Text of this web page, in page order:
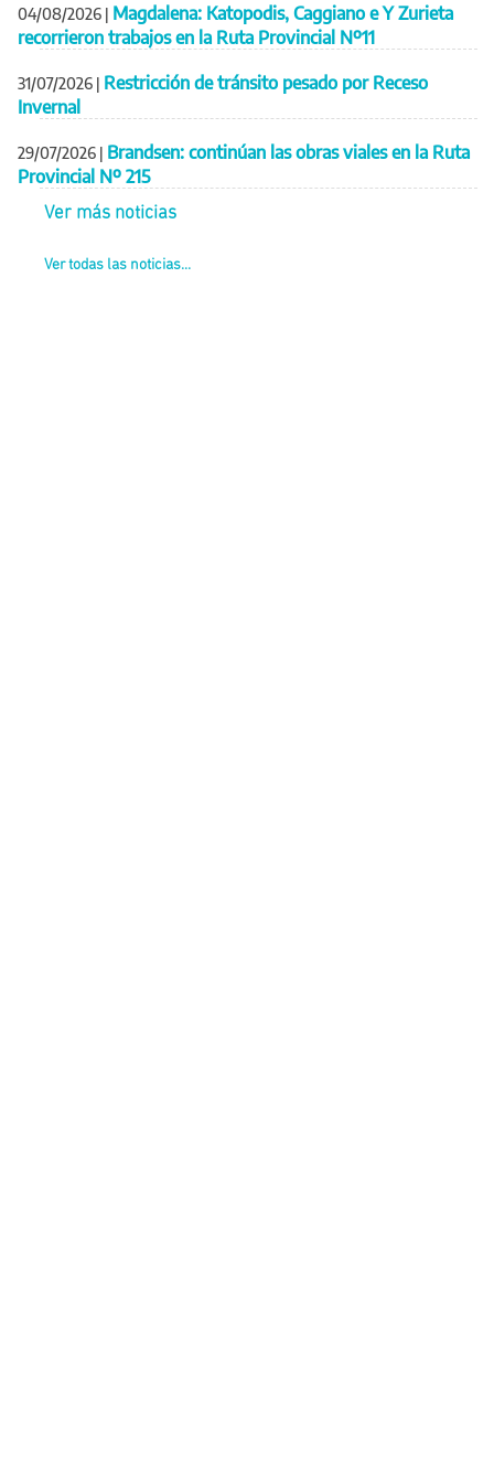
04/08/2026 | Magdalena: Katopodis, Caggiano e Y Zurieta
recorrieron trabajos en la Ruta Provincial Nº11
31/07/2026 | Restricción de tránsito pesado por Receso
Invernal
29/07/2026 | Brandsen: continúan las obras viales en la Ruta
Provincial Nº 215
Ver más noticias
Ver todas las noticias...